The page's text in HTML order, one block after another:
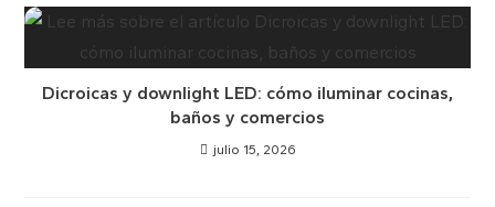
Dicroicas y downlight LED: cómo iluminar cocinas,
baños y comercios
julio 15, 2026